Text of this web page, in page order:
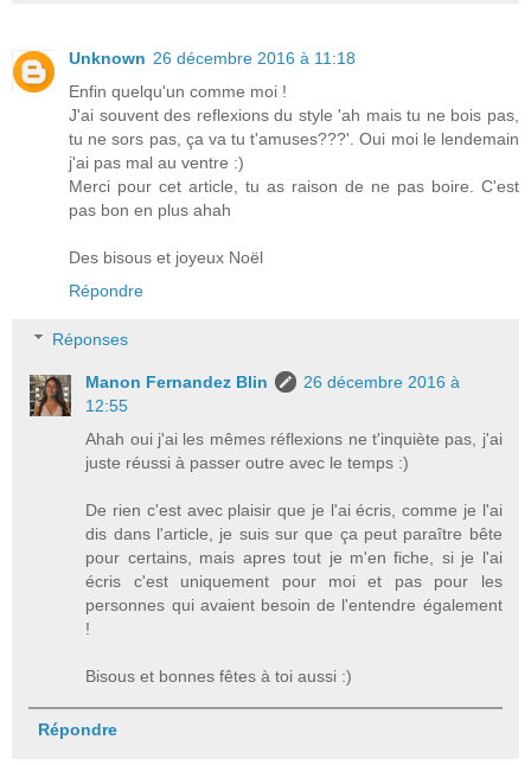
Unknown 26 décembre 2016 à 11:18
Enfin quelqu'un comme moi !
J'ai souvent des reflexions du style 'ah mais tu ne bois pas,
tu ne sors pas, ça va tu t'amuses???'. Oui moi le lendemain
j'ai pas mal au ventre :)
Merci pour cet article, tu as raison de ne pas boire. C'est
pas bon en plus ahah
Des bisous et joyeux Noël
Répondre
Réponses
Manon Fernandez Blin
26 décembre 2016 à
12:55
Ahah oui j'ai les mêmes réflexions ne t'inquiète pas, j'ai
juste réussi à passer outre avec le temps :)
De rien c'est avec plaisir que je l'ai écris, comme je l'ai
dis dans l'article, je suis sur que ça peut paraître bête
pour certains, mais apres tout je m'en fiche, si je l'ai
écris c'est uniquement pour moi et pas pour les
personnes qui avaient besoin de l'entendre également
!
Bisous et bonnes fêtes à toi aussi :)
Répondre